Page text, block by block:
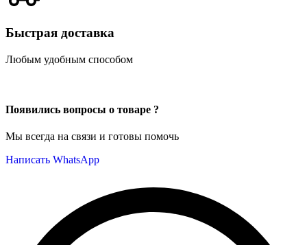
Быстрая доставка
Любым удобным способом
Появились вопросы о товаре ?
Мы всегда на связи и готовы помочь
Написать WhatsApp